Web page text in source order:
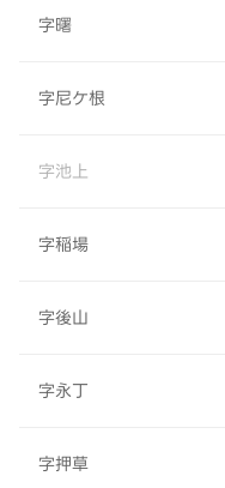
字曙
字尼ケ根
字池上
字稲場
字後山
字永丁
字押草